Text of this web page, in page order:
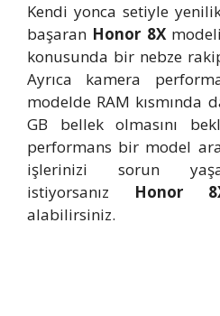
Kendi yonca setiyle
başaran Honor 8X
konusunda bir nebze
Ayrıca kamera
modelde RAM kısmında
GB bellek olmasını
performans bir model
işlerinizi sorun
istiyorsanız Honor
alabilirsiniz.